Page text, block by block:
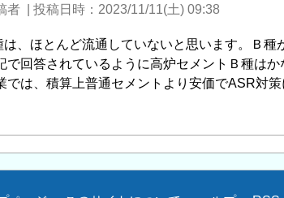
者 投稿日時 2023/11/11(土) 09:38
、ほとんど流通していないと思います。Ｂ種
で回答されているように高炉セメントＢ種は
では、積算上普通セメントより安価でASR対策